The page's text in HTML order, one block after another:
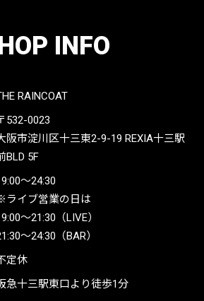
INFO
RAINCOAT
532-0023
阪市淀川区十三東2-9-19 REXIA十三駅
BLD 5F
〜24:30
ライブ営業の日は
〜21:30（LIVE）
〜24:30（BAR）
定休
急十三駅東口より徒歩1分